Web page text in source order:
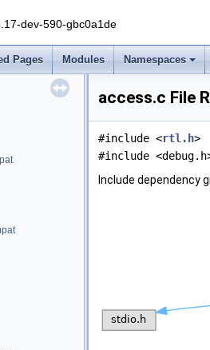
dev-590-gbc0a1de
Pages Modules Namespaces
access.c File
#include <rtl.h>
#include
Include dependency